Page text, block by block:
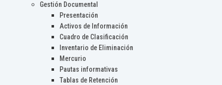
Gestión Documental
Presentación
Activos de Información
Cuadro de Clasificación
Inventario de Eliminación
Mercurio
Pautas informativas
Tablas de Retención